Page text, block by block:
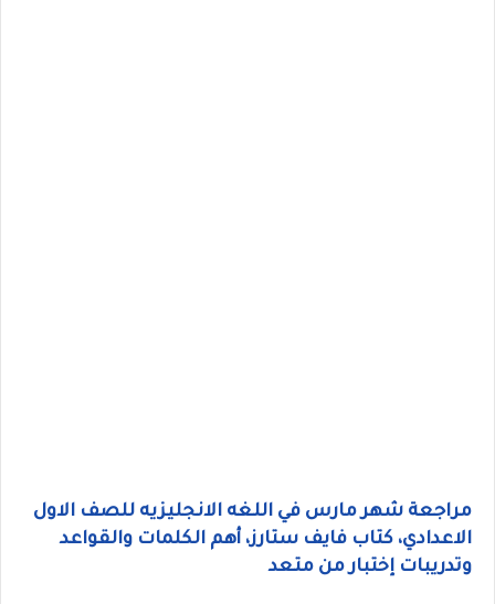
مراجعة شهر مارس في اللغه الانجليزيه للصف الاول
الاعدادي، كتاب فايف ستارز، أهم الكلمات والقواعد
وتدريبات إختبار من متعد